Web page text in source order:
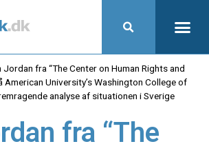
Jordan fra “The Center on Human Rights and
American University’s Washington College of
analyse af situationen i Sverige
fra “The